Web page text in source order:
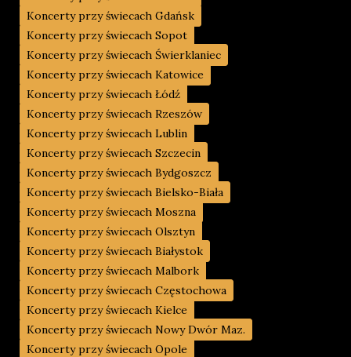
Koncerty przy świecach Gdańsk
Koncerty przy świecach Sopot
Koncerty przy świecach Świerklaniec
Koncerty przy świecach Katowice
Koncerty przy świecach Łódź
Koncerty przy świecach Rzeszów
Koncerty przy świecach Lublin
Koncerty przy świecach Szczecin
Koncerty przy świecach Bydgoszcz
Koncerty przy świecach Bielsko-Biała
Koncerty przy świecach Moszna
Koncerty przy świecach Olsztyn
Koncerty przy świecach Białystok
Koncerty przy świecach Malbork
Koncerty przy świecach Częstochowa
Koncerty przy świecach Kielce
Koncerty przy świecach Nowy Dwór Maz.
Koncerty przy świecach Opole